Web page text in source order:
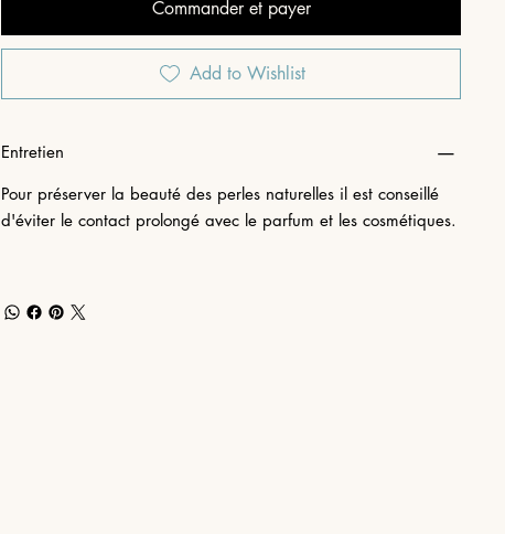
Commander et payer
Add to Wishlist
Entretien
Pour préserver la beauté des perles naturelles il est conseillé
d'éviter le contact prolongé avec le parfum et les cosmétiques.